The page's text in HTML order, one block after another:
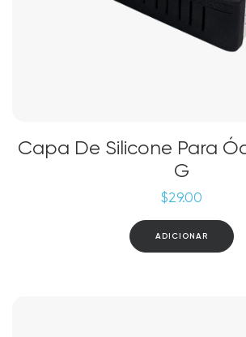
Capa De Silicone Para
G
$29.00
ADICIONAR